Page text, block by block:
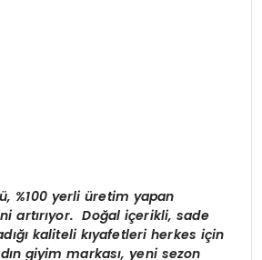
%100 yerli üretim yapan
artırıyor. Doğal içerikli, sade
kaliteli kıyafetleri herkes için
giyim markası, yeni sezon